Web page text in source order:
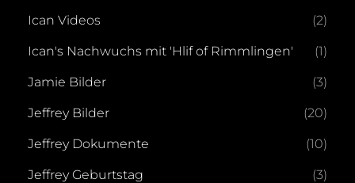
Ican Videos (2)
Ican's Nachwuchs mit 'Hlif of Rimmlingen' (1)
Jamie Bilder (3)
Jeffrey Bilder (20)
Jeffrey Dokumente (10)
Jeffrey Geburtstag (3)